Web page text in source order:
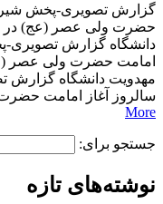
گزارش تصویری-پخش
حضرت ولی عصر (عج) در
دانشگاه گزارش تصویری-
امامت حضرت ولی عصر
مهدویت دانشگاه گزارش
سالروز آغاز امامت
More
جستجو برای:
نوشته‌های تازه